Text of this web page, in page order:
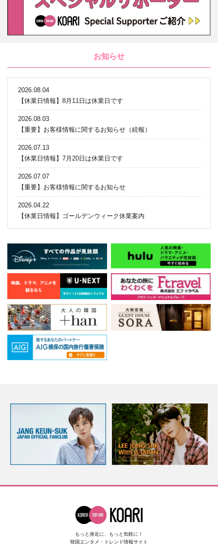
お知らせ
2026.08.04
【休業日情報】8月11日は休業日です
2026.08.03
【重要】お客様情報に関するお知らせ（続報）
2026.07.13
【休業日情報】7月20日は休業日です
2026.07.07
【重要】お客様情報に関するお知らせ
2026.04.22
【休業日情報】ゴールデンウィーク休業案内
もっと身近に、もっと気軽に！
韓国エンタメ・トレンド情報サイト